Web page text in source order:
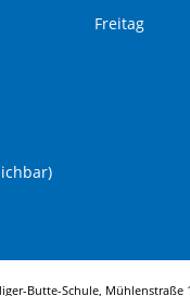
Freitag
Butte-Schule, Mühlenstraße